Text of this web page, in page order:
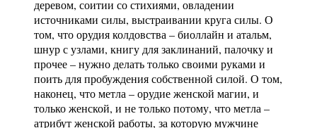
деревом, соитии со стихиями, овладении
источниками силы, выстраивании круга силы. О
том, что орудия колдовства – биоллайн и атальм,
шнур с узлами, книгу для заклинаний, палочку и
прочее – нужно делать только своими руками и
поить для пробуждения собственной силой. О том,
наконец, что метла – орудие женской магии, и
только женской, и не только потому, что метла –
атрибут женской работы, за которую мужчине